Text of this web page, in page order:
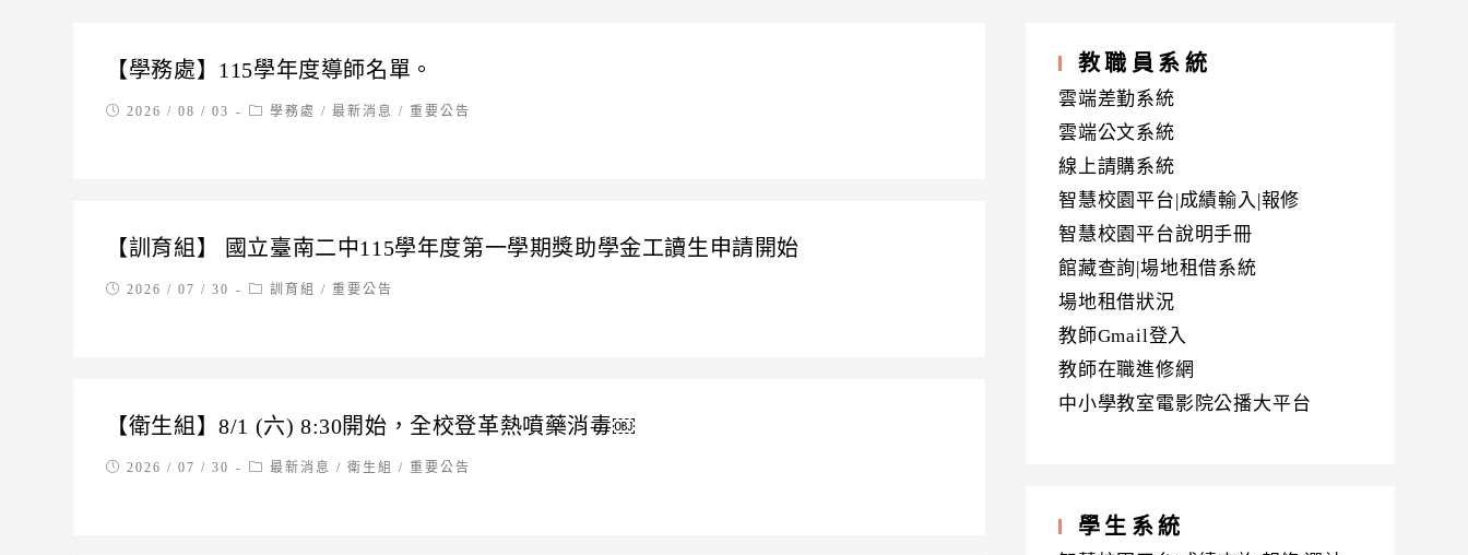
【學務處】115學年度導師名單。
Post2026 / 08 / 03
Post學務處 / 最新消息 / 重要公告
【訓育組】 國立臺南二中115學年度第一學期獎助學金工讀生申請開始
Post2026 / 07 / 30
Post訓育組 / 重要公告
【衛生組】8/1 (六) 8:30開始，全校登革熱噴藥消毒￼
Post2026 / 07 / 30
Post最新消息 / 衛生組 / 重要公告
教職員系統
雲端差勤系統
雲端公文系統
線上請購系統
智慧校園平台|成績輸入|報修
智慧校園平台說明手冊
館藏查詢|場地租借系統
場地租借狀況
教師Gmail登入
教師在職進修網
中小學教室電影院公播大平台
學生系統